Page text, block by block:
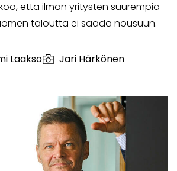
että ilman yritysten suurempia
taloutta ei saada nousuun.
Laakso Jari Härkönen